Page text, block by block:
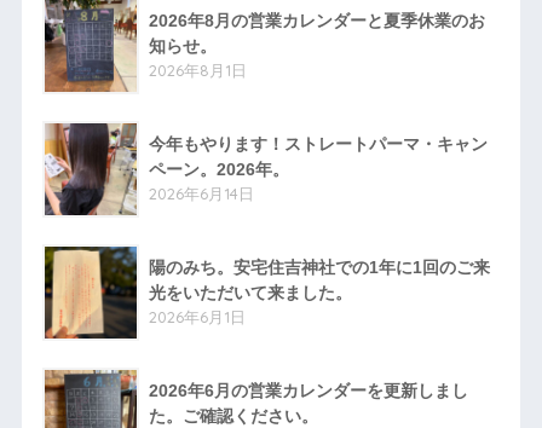
2026年8月の営業カレンダーと夏季休業のお
知らせ。
2026年8月1日
今年もやります！ストレートパーマ・キャン
ペーン。2026年。
2026年6月14日
陽のみち。安宅住吉神社での1年に1回のご来
光をいただいて来ました。
2026年6月1日
2026年6月の営業カレンダーを更新しまし
た。ご確認ください。